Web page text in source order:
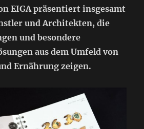
EIGA präsentiert insgesamt
und Architekten, die
und besondere
aus dem Umfeld von
Ernährung zeigen.